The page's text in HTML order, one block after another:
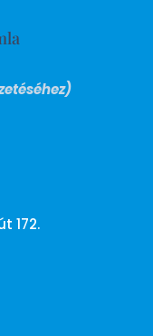
172.